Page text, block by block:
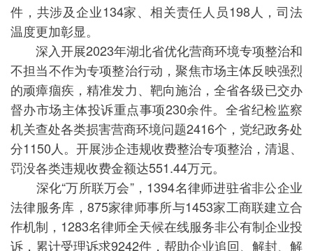
件，共涉及企业134家、相关责任人员198人，司法
温度更加彰显。
深入开展2023年湖北省优化营商环境专项整治和
不担当不作为专项整治行动，聚焦市场主体反映强烈
的顽瘴痼疾，精准发力、靶向施治，全省各级已交办
督办市场主体投诉重点事项230余件。全省纪检监察
机关查处各类损害营商环境问题2416个，党纪政务处
分1150人。开展涉企违规收费整治专项整治，清退、
罚没各类违规收费金额达551.44万元。
深化“万所联万会”，1394名律师进驻省非公企业
法律服务库，875家律师事所与1453家工商联建立合
作机制，1283名律师全天候在线服务非公有制企业投
诉，累计受理诉求9242件，帮助企业追回、解封、解